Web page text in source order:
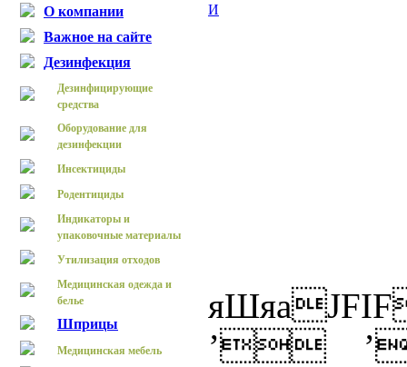
О компании
Важное на сайте
Дезинфекция
Дезинфицирующие
средства
Оборудование для
дезинфекции
Инсектициды
Родентициды
Индикаторы и
упаковочные материалы
Утилизация отходов
Медицинская одежда и
белье
Шприцы
Медицинская мебель
И
’